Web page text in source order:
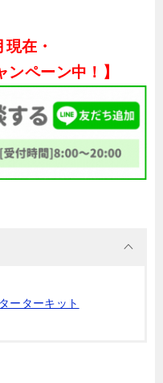
在・
ペーン中！】
ーターキット